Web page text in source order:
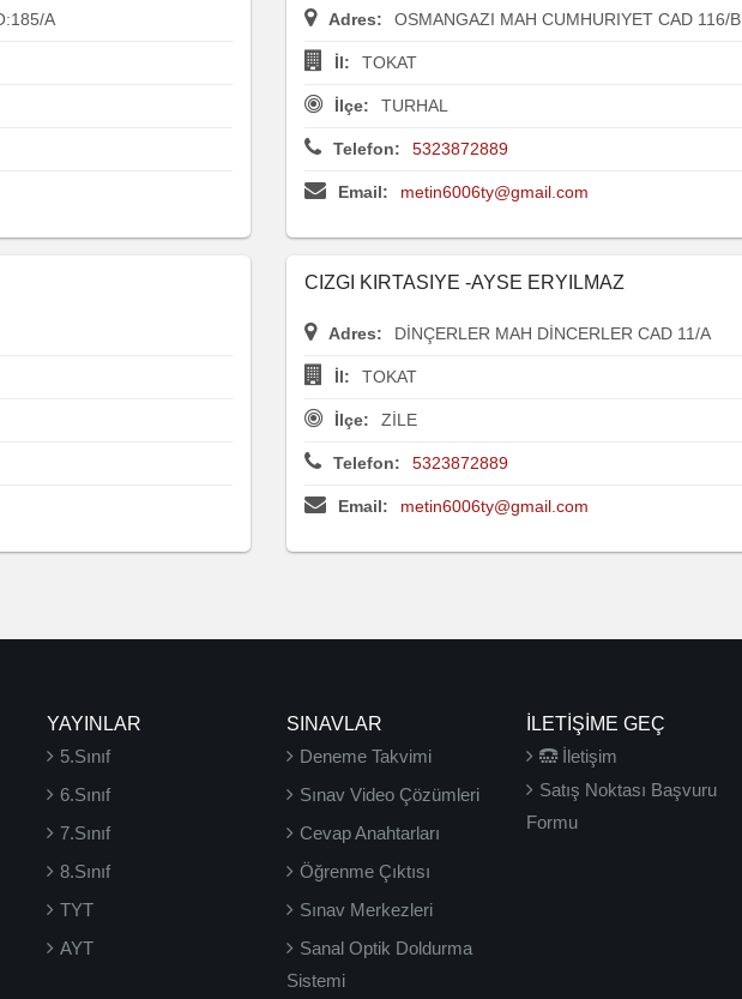
A Adres: OSMANGAZI MAH CUMHURIYET CAD 116/B
İl: TOKAT
İlçe: TURHAL
Telefon: 5323872889
Email: metin6006ty@gmail.com
CIZGI KIRTASIYE -AYSE ERYILMAZ
Adres: DİNÇERLER MAH DİNCERLER CAD 11/A
İl: TOKAT
İlçe: ZİLE
Telefon: 5323872889
Email: metin6006ty@gmail.com
YAYINLAR
5.Sınıf
6.Sınıf
7.Sınıf
8.Sınıf
TYT
AYT
SINAVLAR
Deneme Takvimi
Sınav Video Çözümleri
Cevap Anahtarları
Öğrenme Çıktısı
Sınav Merkezleri
Sanal Optik Doldurma
Sistemi
İLETIŞIME GEÇ
İletişim
Satış Noktası Başvuru
Formu